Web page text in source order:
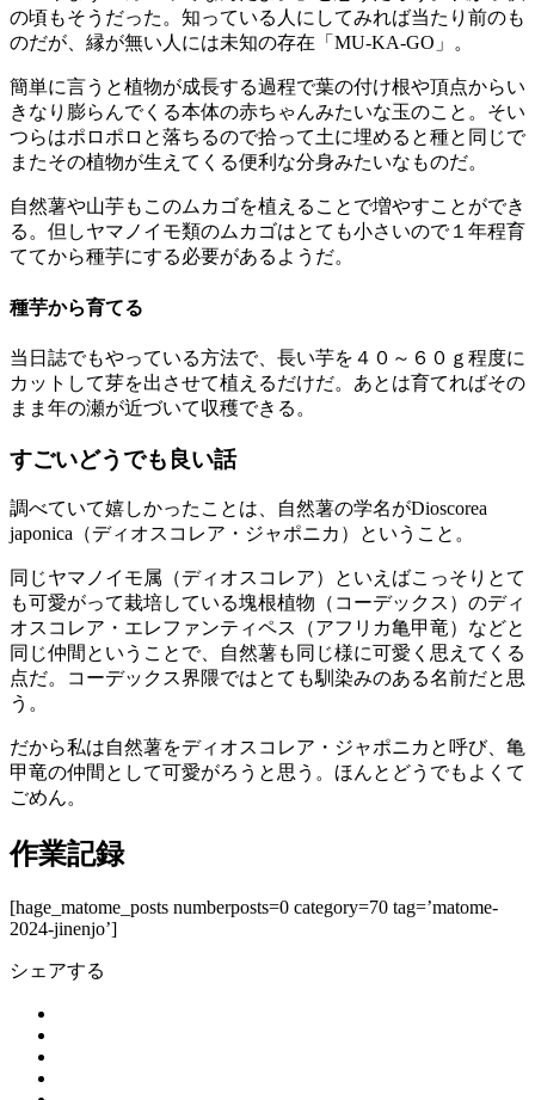
の頃もそうだった。知っている人にしてみれば当たり前のも
のだが、縁が無い人には未知の存在「MU-KA-GO」。
簡単に言うと植物が成長する過程で葉の付け根や頂点からい
きなり膨らんでくる本体の赤ちゃんみたいな玉のこと。そい
つらはポロポロと落ちるので拾って土に埋めると種と同じで
またその植物が生えてくる便利な分身みたいなものだ。
自然薯や山芋もこのムカゴを植えることで増やすことができ
る。但しヤマノイモ類のムカゴはとても小さいので１年程育
ててから種芋にする必要があるようだ。
種芋から育てる
当日誌でもやっている方法で、長い芋を４０～６０ｇ程度に
カットして芽を出させて植えるだけだ。あとは育てればその
まま年の瀬が近づいて収穫できる。
すごいどうでも良い話
調べていて嬉しかったことは、自然薯の学名がDioscorea
japonica（ディオスコレア・ジャポニカ）ということ。
同じヤマノイモ属（ディオスコレア）といえばこっそりとて
も可愛がって栽培している塊根植物（コーデックス）のディ
オスコレア・エレファンティペス（アフリカ亀甲竜）などと
同じ仲間ということで、自然薯も同じ様に可愛く思えてくる
点だ。コーデックス界隈ではとても馴染みのある名前だと思
う。
だから私は自然薯をディオスコレア・ジャポニカと呼び、亀
甲竜の仲間として可愛がろうと思う。ほんとどうでもよくて
ごめん。
作業記録
[hage_matome_posts numberposts=0 category=70 tag=’matome-
2024-jinenjo’]
シェアする